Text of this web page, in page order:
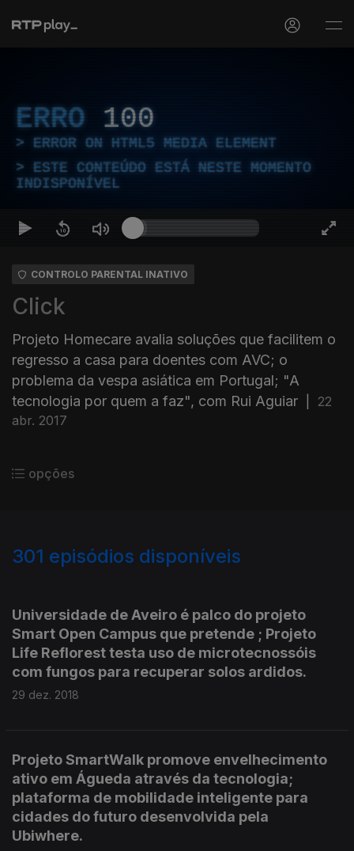
ERRO 100
ERROR ON HTML5 MEDIA ELEMENT
ESTE CONTEÚDO ESTÁ NESTE MOMENTO
INDISPONÍVEL
CONTROLO PARENTAL INATIVO
Click
Projeto Homecare avalia soluções que facilitem o
regresso a casa para doentes com AVC; o
problema da vespa asiática em Portugal; "A
tecnologia por quem a faz", com Rui Aguiar
22
abr. 2017
opções
301 episódios disponíveis
Universidade de Aveiro é palco do projeto
Smart Open Campus que pretende ; Projeto
Life Reflorest testa uso de microtecnossóis
com fungos para recuperar solos ardidos.
29 dez. 2018
Projeto SmartWalk promove envelhecimento
ativo em Águeda através da tecnologia;
plataforma de mobilidade inteligente para
cidades do futuro desenvolvida pela
Ubiwhere.